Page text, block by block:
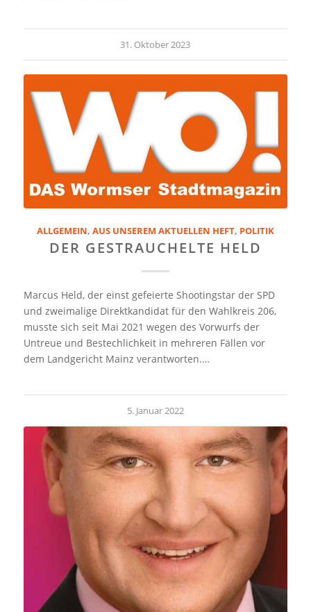
31. Oktober 2023
ALLGEMEIN, AUS UNSEREM AKTUELLEN HEFT, POLITIK
DER GESTRAUCHELTE HELD
Marcus Held, der einst gefeierte Shootingstar der SPD
und zweimalige Direktkandidat für den Wahlkreis 206,
musste sich seit Mai 2021 wegen des Vorwurfs der
Untreue und Bestechlichkeit in mehreren Fällen vor
dem Landgericht Mainz verantworten.…
5. Januar 2022